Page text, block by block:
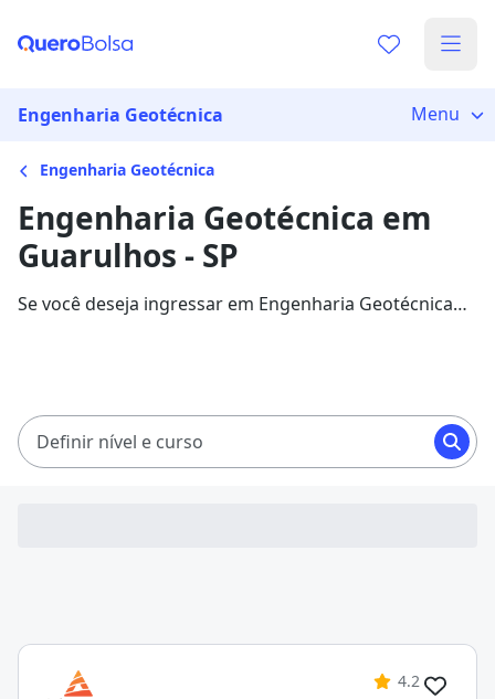
Engenharia Geotécnica Menu
Engenharia Geotécnica
Engenharia Geotécnica em
Guarulhos - SP
Se você deseja ingressar em Engenharia Geotécnica
Definir nível e curso
4.2